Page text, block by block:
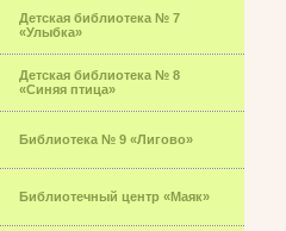
Детская библиотека № 7
«Улыбка»
Детская библиотека № 8
«Синяя птица»
Библиотека № 9 «Лигово»
Библиотечный центр «Маяк»